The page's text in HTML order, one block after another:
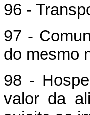
96 -
97 -
do mesmo
98 -
valor da